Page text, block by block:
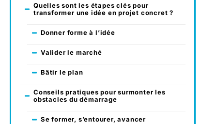
Quelles sont les étapes clés pour
transformer une idée en projet concret ?
Donner forme à l’idée
Valider le marché
Bâtir le plan
Conseils pratiques pour surmonter les
obstacles du démarrage
Se former, s’entourer, avancer